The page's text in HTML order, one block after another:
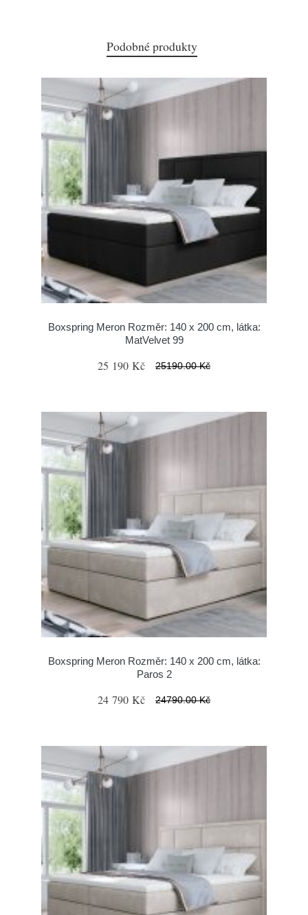
Podobné produkty
Boxspring Meron Rozměr: 140 x 200 cm, látka:
MatVelvet 99
25 190 Kč 25190.00 Kč
Boxspring Meron Rozměr: 140 x 200 cm, látka:
Paros 2
24 790 Kč 24790.00 Kč